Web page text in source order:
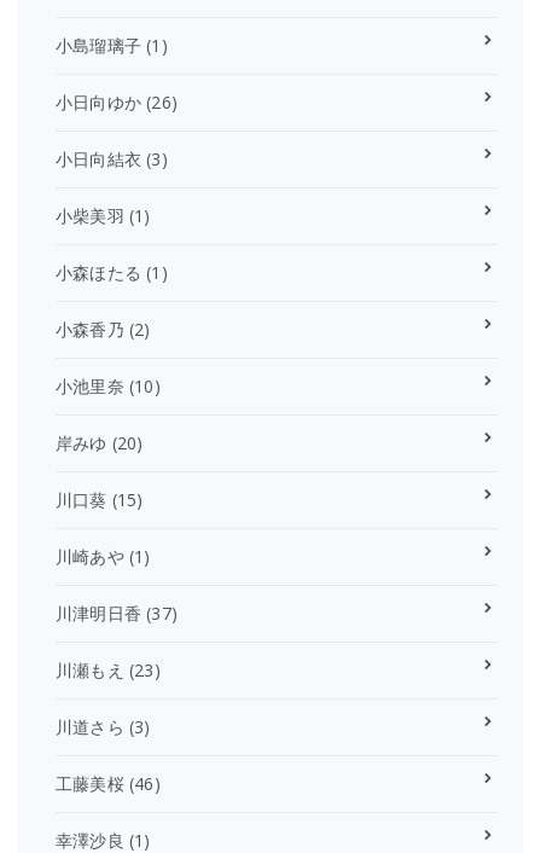
小島瑠璃子 (1)
小日向ゆか (26)
小日向結衣 (3)
小柴美羽 (1)
小森ほたる (1)
小森香乃 (2)
小池里奈 (10)
岸みゆ (20)
川口葵 (15)
川崎あや(1)
川津明日香 (37)
川瀬もえ (23)
川道さら (3)
工藤美桜(46)
幸澤沙良 (1)